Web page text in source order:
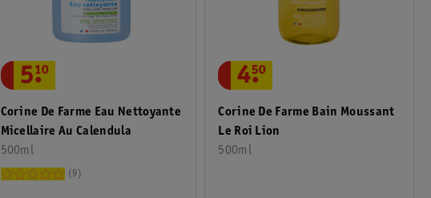
Corine De Farme Eau Nettoyante
Micellaire Au Calendula
500ml
5.
10
9
Corine De Farme Bain Moussant
Le Roi Lion
500ml
4.
50